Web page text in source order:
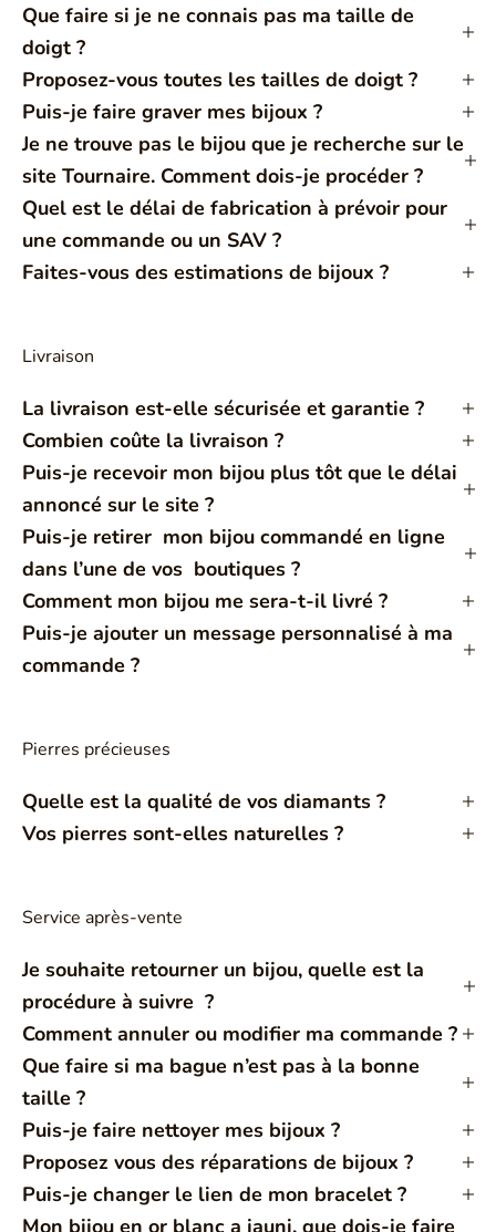
Que faire si je ne connais pas ma taille de
doigt ?
Proposez-vous toutes les tailles de doigt ?
Puis-je faire graver mes bijoux ?
Je ne trouve pas le bijou que je recherche sur le
site Tournaire. Comment dois-je procéder ?
Quel est le délai de fabrication à prévoir pour
une commande ou un SAV ?
Faites-vous des estimations de bijoux ?
Livraison
La livraison est-elle sécurisée et garantie ?
Combien coûte la livraison ?
Puis-je recevoir mon bijou plus tôt que le délai
annoncé sur le site ?
Puis-je retirer mon bijou commandé en ligne
dans l’une de vos boutiques ?
Comment mon bijou me sera-t-il livré ?
Puis-je ajouter un message personnalisé à ma
commande ?
Pierres précieuses
Quelle est la qualité de vos diamants ?
Vos pierres sont-elles naturelles ?
Service après-vente
Je souhaite retourner un bijou, quelle est la
procédure à suivre ?
Comment annuler ou modifier ma commande ?
Que faire si ma bague n’est pas à la bonne
taille ?
Puis-je faire nettoyer mes bijoux ?
Proposez vous des réparations de bijoux ?
Puis-je changer le lien de mon bracelet ?
Mon bijou en or blanc a jauni, que dois-je faire